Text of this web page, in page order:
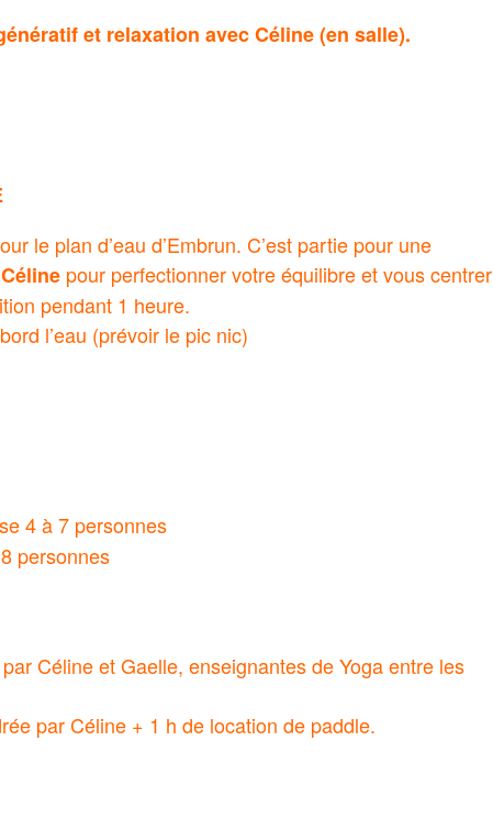
et relaxation avec Céline (en salle).
le plan d’eau d’Embrun. C’est partie pour une
pour perfectionner votre équilibre et vous centrer
pendant 1 heure.
l’eau (prévoir le pic nic)
4 à 7 personnes
personnes
Céline et Gaelle, enseignantes de Yoga entre les
par Céline + 1 h de location de paddle.